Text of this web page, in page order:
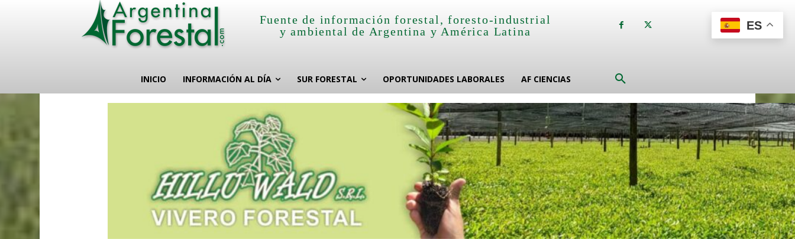
Fuente de información forestal, foresto-industrial
y ambiental de Argentina y América Latina
INICIO INFORMACIÓN AL DÍA SUR FORESTAL OPORTUNIDADES LABORALES AF CIENCIAS
ES